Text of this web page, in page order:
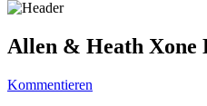
Allen & Heath Xone
Kommentieren